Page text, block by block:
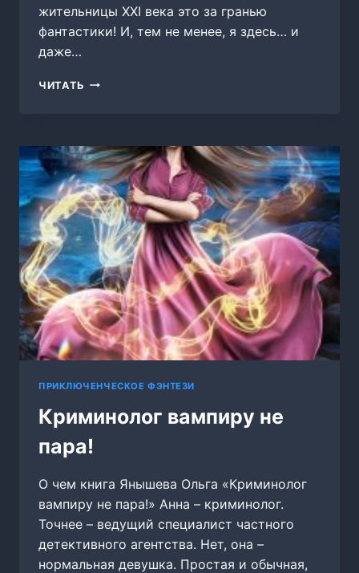
жительницы XXI века это за гранью
фантастики! И, тем не менее, я здесь… и
даже…
ЧИТАТЬ ПРОБУДИТЬ
ПРИКЛЮЧЕНЧЕСКОЕ ФЭНТЕЗИ
Криминолог вампиру не
пара!
О чем книга Янышева Ольга «Криминолог
вампиру не пара!» Анна – криминолог.
Точнее – ведущий специалист частного
детективного агентства. Нет, она –
нормальная девушка. Простая и обычная,